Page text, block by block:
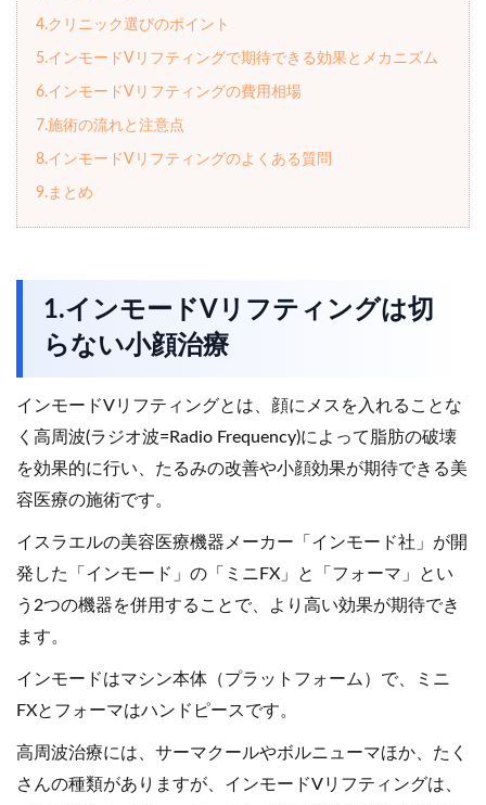
4.クリニック選びのポイント
5.インモードVリフティングで期待できる効果とメカニズム
6.インモードVリフティングの費用相場
7.施術の流れと注意点
8.インモードVリフティングのよくある質問
9.まとめ
1.インモードVリフティングは切
らない小顔治療
インモードVリフティングとは、顔にメスを入れることな
く高周波(ラジオ波=Radio Frequency)によって脂肪の破壊
を効果的に行い、たるみの改善や小顔効果が期待できる美
容医療の施術です。
イスラエルの美容医療機器メーカー「インモード社」が開
発した「インモード」の「ミニFX」と「フォーマ」とい
う2つの機器を併用することで、より高い効果が期待でき
ます。
インモードはマシン本体（プラットフォーム）で、ミニ
FXとフォーマはハンドピースです。
高周波治療には、サーマクールやボルニューマほか、たく
さんの種類がありますが、インモードVリフティングは、